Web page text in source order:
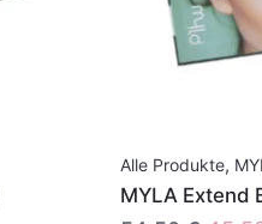
Alle Produkte,
MYLA Extend